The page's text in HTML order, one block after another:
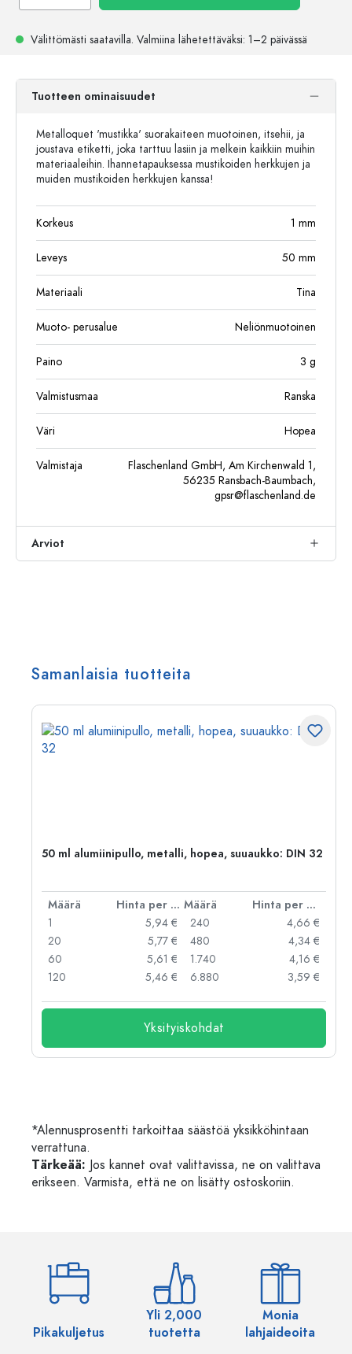
Välittömästi saatavilla. Valmiina lähetettäväksi: 1–2 päivässä
Tuotteen ominaisuudet
Metalloquet 'mustikka' suorakaiteen muotoinen, itsehii, ja
joustava etiketti, joka tarttuu lasiin ja melkein kaikkiin muihin
materiaaleihin. Ihannetapauksessa mustikoiden herkkujen ja
muiden mustikoiden herkkujen kanssa!
Korkeus 1 mm
Leveys 50 mm
Materiaali Tina
Muoto- perusalue Neliönmuotoinen
Paino 3 g
Valmistusmaa Ranska
Väri Hopea
Valmistaja
Flaschenland GmbH, Am Kirchenwald 1,
56235 Ransbach-Baumbach,
gpsr@flaschenland.de
Arviot
Samanlaisia tuotteita
50 ml alumiinipullo, metalli, hopea, suuaukko: DIN 32
Määrä Hinta per kpl Määrä
Hinta per kpl
1
5,94 €
20
5,77 €
60
5,61 €
120
5,46 €
240
4,66 €
480
4,34 €
1.740
4,16 €
6.880
3,59 €
Yksityiskohdat
*Alennusprosentti tarkoittaa säästöä yksikköhintaan
verrattuna.
Tärkeää: Jos kannet ovat valittavissa, ne on valittava
erikseen. Varmista, että ne on lisätty ostoskoriin.
Pikakuljetus
Yli 2,000
tuotetta
Monia
lahjaideoita